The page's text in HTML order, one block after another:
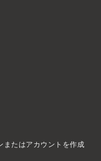
またはアカウントを作成